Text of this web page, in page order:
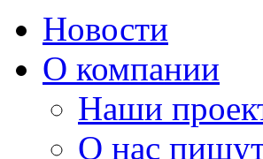
Новости
О компании
Наши
О нас